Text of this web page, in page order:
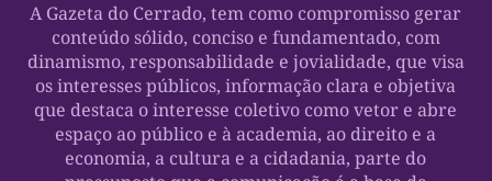
A Gazeta do Cerrado, tem como compromisso gerar
conteúdo sólido, conciso e fundamentado, com
dinamismo, responsabilidade e jovialidade, que visa
os interesses públicos, informação clara e objetiva
que destaca o interesse coletivo como vetor e abre
espaço ao público e à academia, ao direito e a
economia, a cultura e a cidadania, parte do